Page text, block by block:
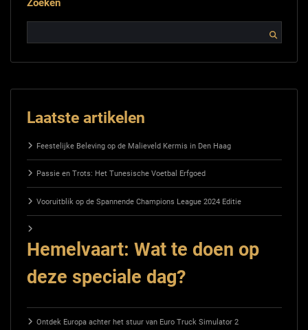
Zoeken
Laatste artikelen
Feestelijke Beleving op de Malieveld Kermis in Den Haag
Passie en Trots: Het Tunesische Voetbal Erfgoed
Vooruitblik op de Spannende Champions League 2024 Editie
Hemelvaart: Wat te doen op
deze speciale dag?
Ontdek Europa achter het stuur van Euro Truck Simulator 2